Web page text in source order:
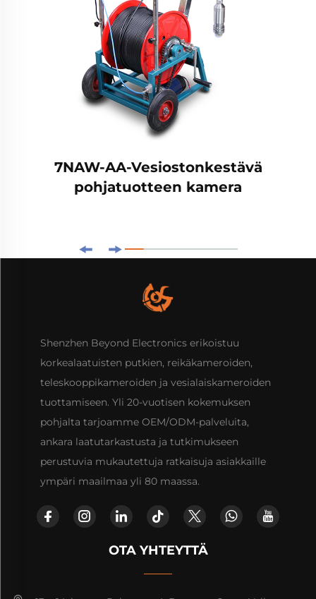
7NAW-AA-Vesiostonkestävä
pohjatuotteen kamera
Shenzhen Beyond Electronics erikoistuu
korkealaatuisten putkien, reikäkameroiden,
teleskooppikameroiden ja vesialaiskameroiden
tuottamiseen. Yli 20-vuotisen kokemuksen
pohjalta tarjoamme OEM/ODM-palveluita,
ankara laatutarkastusta ja tutkimukseen
perustuvia mukautettuja ratkaisuja asiakkaille
ympäri maailmaa yli 80 maassa.
OTA YHTEYTTÄ